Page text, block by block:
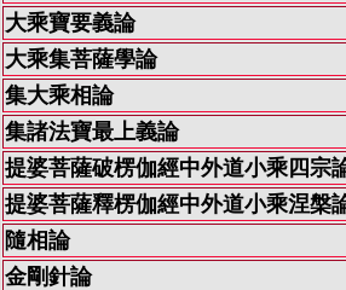
大乘寶要義論
大乘集菩薩學論
集大乘相論
集諸法寶最上義論
提婆菩薩破楞伽經中外道小乘四宗
提婆菩薩釋楞伽經中外道小乘涅槃
隨相論
金剛針論